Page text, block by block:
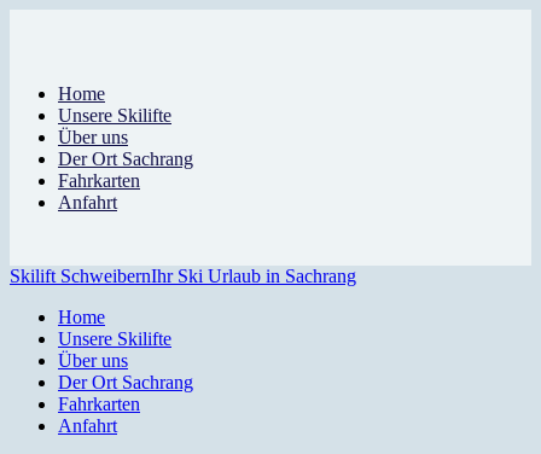
Home
Unsere Skilifte
Über uns
Der Ort Sachrang
Fahrkarten
Anfahrt
Skilift SchweibernIhr Ski Urlaub in Sachrang
Home
Unsere Skilifte
Über uns
Der Ort Sachrang
Fahrkarten
Anfahrt